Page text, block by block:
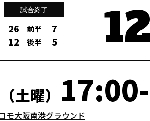
試合終了
26 前半
7
12
後半 5 12
土曜） 17:00-
モ大阪南港グラウンド